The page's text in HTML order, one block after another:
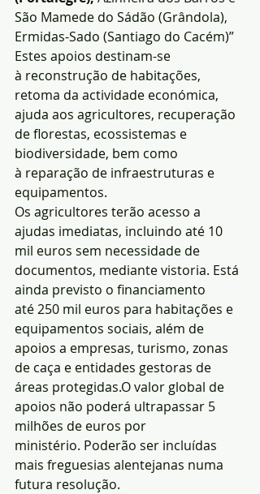
São Mamede do Sádão (Grândola),
Ermidas-Sado (Santiago do Cacém)”
Estes apoios destinam-se
à reconstrução de habitações,
retoma da actividade económica,
ajuda aos agricultores, recuperação
de florestas, ecossistemas e
biodiversidade, bem como
à reparação de infraestruturas e
equipamentos.
Os agricultores terão acesso a
ajudas imediatas, incluindo até 10
mil euros sem necessidade de
documentos, mediante vistoria. Está
ainda previsto o financiamento
até 250 mil euros para habitações e
equipamentos sociais, além de
apoios a empresas, turismo, zonas
de caça e entidades gestoras de
áreas protegidas.O valor global de
apoios não poderá ultrapassar 5
milhões de euros por
ministério. Poderão ser incluídas
mais freguesias alentejanas numa
futura resolução.